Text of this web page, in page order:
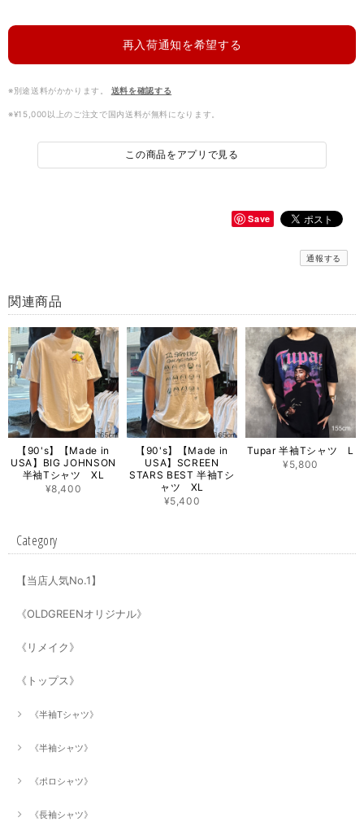
再入荷通知を希望する
※別途送料がかかります。 送料を確認する
※¥15,000以上のご注文で国内送料が無料になります。
この商品をアプリで見る
Save
通報する
関連商品
【90's】【Made in
USA】BIG JOHNSON
半袖Tシャツ XL
¥8,400
【90's】【Made in
USA】SCREEN
STARS BEST 半袖Tシ
ャツ XL
¥5,400
Tupar 半袖Tシャツ L
¥5,800
Category
【当店人気No.1】
《OLDGREENオリジナル》
《リメイク》
《トップス》
《半袖Tシャツ》
《半袖シャツ》
《ポロシャツ》
《長袖シャツ》